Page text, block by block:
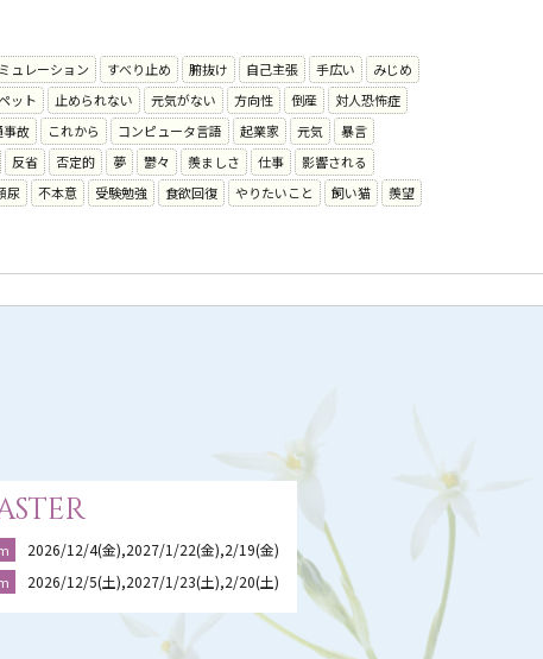
ュレーション すべり止め 腑抜け 自己主張 手広い
みじめ
ット 止められない 元気がない 方向性 倒産
対人恐怖症
事故 これから コンピュータ言語 起業家 元気
暴言
反省 否定的 夢 鬱々 羨ましさ 仕事
影響される
尿 不本意 受験勉強 食欲回復 やりたいこと 飼い猫
羨望
2026/12/4(金),2027/1/22(金),2/19(金)
2026/12/5(土),2027/1/23(土),2/20(土)